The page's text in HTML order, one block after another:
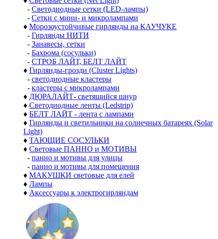
- Светодиодные сетки (LED-лампы)
- Сетки с мини- и микролампами
♦ Морозоустойчивые гирлянды на КАУЧУКЕ
- Гирлянды НИТИ
- Занавесы, сетки
- Бахрома (сосульки)
- СТРОБ ЛАЙТ, БЕЛТ ЛАЙТ
♦ Гирлянды-грозди (Cluster Lights)
- светодиодные кластеры
- кластеры с микролампами
♦ ДЮРАЛАЙТ- светящийся шнур
♦ Светодиодные ленты (Ledstrip)
♦ БЕЛТ ЛАЙТ - лента с лампами
♦ Гирлянды и светильники на солнечных батареях (Solar
Light)
♦ ТАЮЩИЕ СОСУЛЬКИ
♦ Световые ПАННО и МОТИВЫ
- панно и мотивы для улицы
- панно и мотивы для помещения
♦ МАКУШКИ световые для елей
♦ Лампы
♦ Аксессуары к электрогирляндам